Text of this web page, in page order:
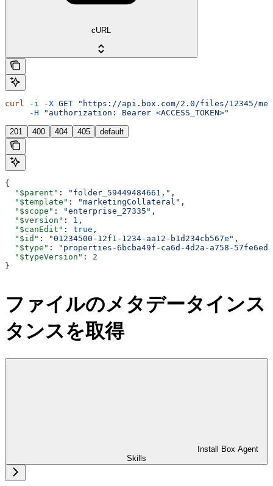
cURL
curl -i -X GET "https://api.box.com/2.0/files/12345/
     -H
"authorization: Bearer <ACCESS_TOKEN>"
201 400 404 405 default
{
  "$parent"
: "folder_59449484661," ,
  "$template"
: "marketingCollateral" ,
  "$scope"
: "enterprise_27335" ,
  "$version"
: 1 ,
  "$canEdit"
: true ,
  "$id"
: "01234500-12f1-1234-aa12-b1d234cb567e" ,
  "$type"
:
"properties-6bcba49f-ca6d-4d2a-a758-
  "$typeVersion"
: 2
}
ファイルのメタデータインス
タンスを取得
Install Box Agent
Skills